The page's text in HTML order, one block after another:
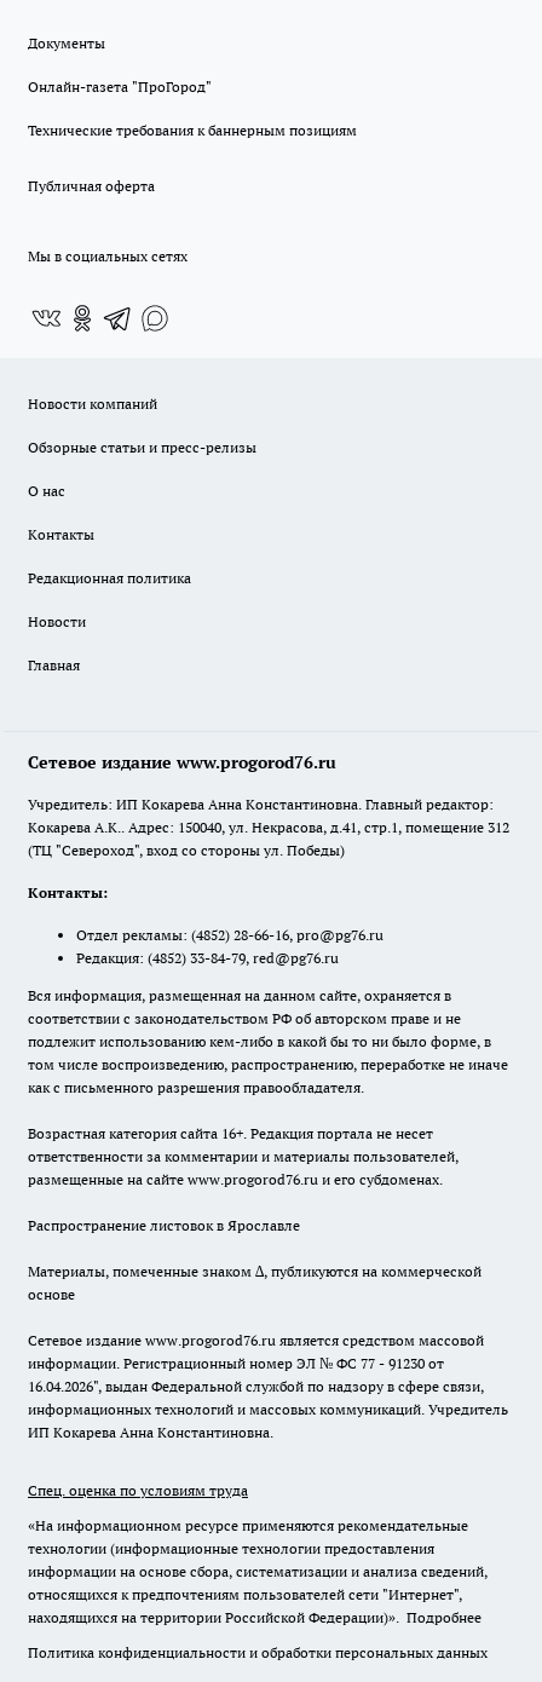
Документы
Онлайн-газета "ПроГород"
Технические требования к баннерным позициям
Публичная оферта
Мы в социальных сетях
Новости компаний
Обзорные статьи и пресс-релизы
О нас
Контакты
Редакционная политика
Новости
Главная
Сетевое издание www.progorod76.ru
Учредитель: ИП Кокарева Анна Константиновна. Главный редактор:
Кокарева А.К.. Адрес: 150040, ул. Некрасова, д.41, стр.1, помещение 312
(ТЦ "Североход", вход со стороны ул. Победы)
Контакты:
Отдел рекламы: (4852) 28-66-16, pro@pg76.ru
Редакция: (4852) 33-84-79, red@pg76.ru
Вся информация, размещенная на данном сайте, охраняется в
соответствии с законодательством РФ об авторском праве и не
подлежит использованию кем-либо в какой бы то ни было форме, в
том числе воспроизведению, распространению, переработке не иначе
как с письменного разрешения правообладателя.
Возрастная категория сайта 16+. Редакция портала не несет
ответственности за комментарии и материалы пользователей,
размещенные на сайте www.progorod76.ru и его субдоменах.
Распространение листовок в Ярославле
Материалы, помеченные знаком ∆, публикуются на коммерческой
основе
Сетевое издание www.progorod76.ru является средством массовой
информации. Регистрационный номер ЭЛ № ФС 77 - 91230 от
16.04.2026", выдан Федеральной службой по надзору в сфере связи,
информационных технологий и массовых коммуникаций. Учредитель
ИП Кокарева Анна Константиновна.
Спец. оценка по условиям труда
«На информационном ресурсе применяются рекомендательные
технологии (информационные технологии предоставления
информации на основе сбора, систематизации и анализа сведений,
относящихся к предпочтениям пользователей сети "Интернет",
находящихся на территории Российской Федерации)». Подробнее
Политика конфиденциальности и обработки персональных данных